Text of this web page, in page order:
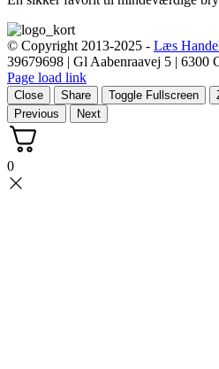
© Copyright 2013-2025 - Læs
39679698 | Gl Aabenraavej 5 | 6300
Page load link
Close Share Toggle Fullscreen
Previous
Next
0